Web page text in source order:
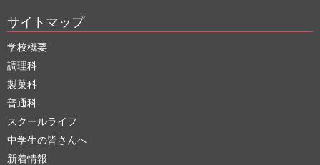
サイトマップ
学校概要
調理科
製菓科
普通科
スクールライフ
中学生の皆さんへ
新着情報